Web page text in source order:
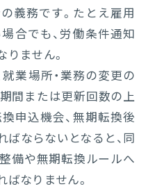
義務です。たとえ雇用
合でも、労働条件通知
ません。
業場所・業務の変更の
間または更新回数の上
換申込機会、無期転換後
ならないとなると、同
備や無期転換ルールへ
なりません。